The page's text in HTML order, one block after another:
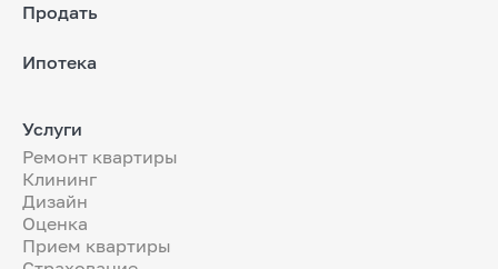
Продать
Ипотека
Услуги
Ремонт квартиры
Клининг
Дизайн
Оценка
Прием квартиры